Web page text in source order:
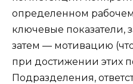
определенном
ключевые показатели,
затем — мотивацию
при достижении этих
Подразделения,